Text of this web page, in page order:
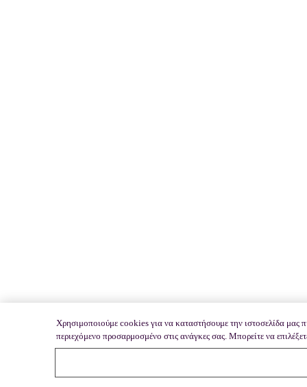
Χρησιμοποιούμε cookies για να καταστήσουμε την ιστοσελίδα μας
περιεχόμενο προσαρμοσμένο στις ανάγκες σας. Μπορείτε να